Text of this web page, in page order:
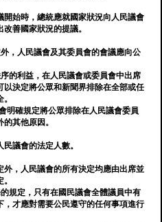
開始時，總統應就國家狀況向人民議會
善國家狀況的提議。
，人民議會及其委員會的會議應向公
的利益，在人民議會或委員會中出席
以決定將公眾和新聞界排除在全部或任
明確規定將公眾排除在人民議會委員
其他原因。
議會的法定人數。
外，人民議會的所有決定均應由出席並
規定，只有在國民議會全體議員中有
，才應對需要公民遵守的任何事項進行